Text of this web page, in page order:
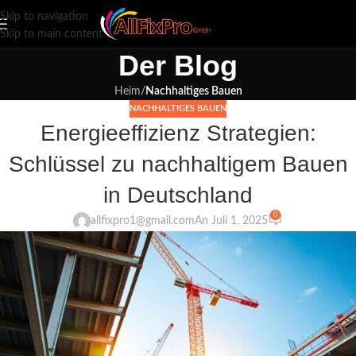
Skip to navigation
Skip to main content
Der Blog
Heim/ Nachhaltiges Bauen
NACHHALTIGES BAUEN
Energieeffizienz Strategien:
Schlüssel zu nachhaltigem Bauen
in Deutschland
allfixpro1@gmail.comAn Juli 1, 2025
0